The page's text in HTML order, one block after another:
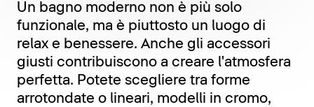
Un bagno moderno non è più solo
funzionale, ma è piuttosto un luogo di
relax e benessere. Anche gli accessori
giusti contribuiscono a creare l'atmosfera
perfetta. Potete scegliere tra forme
arrotondate o lineari, modelli in cromo,